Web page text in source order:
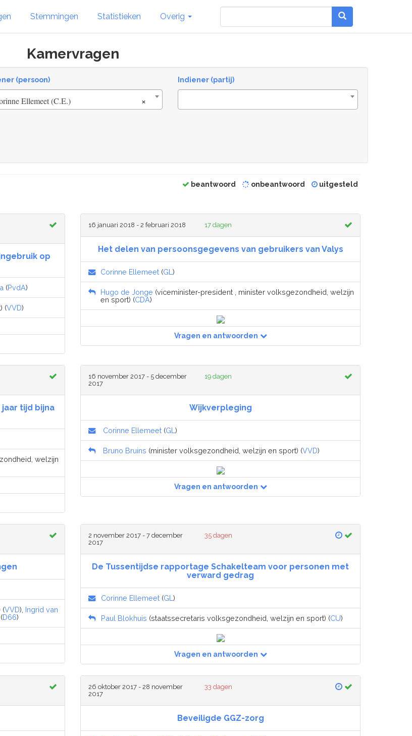
Stemmingen Statistieken Overig
Kamervragen
(persoon)
×
Ellemeet (C.E.)
Indiener (partij)
beantwoord onbeantwoord uitgesteld
op
(PvdA)
(VVD)
16 januari 2018 - 2 februari 2018 17 dagen
Het delen van persoonsgegevens van gebruikers van Valys
Corinne Ellemeet (GL )
Hugo de Jonge (viceminister-president , minister volksgezondheid, welzijn
en sport) (CDA)
Vragen en antwoorden
tijd bijna
welzijn
16 november 2017 - 5 december
2017
19 dagen
Wijkverpleging
Corinne Ellemeet (GL )
Bruno Bruins (minister volksgezondheid, welzijn en sport) (VVD)
Vragen en antwoorden
(VVD), Ingrid van
D66)
2 november 2017 - 7 december
2017
35 dagen
De Tussentijdse rapportage Schakelteam voor personen met
verward gedrag
Corinne Ellemeet (GL )
Paul Blokhuis (staatssecretaris volksgezondheid, welzijn en sport) (CU)
Vragen en antwoorden
26 oktober 2017 - 28 november
2017
33 dagen
Beveiligde GGZ-zorg